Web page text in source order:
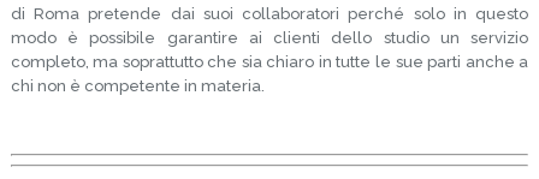
di Roma pretende dai suoi collaboratori perché solo in questo
modo è possibile garantire ai clienti dello studio un servizio
completo, ma soprattutto che sia chiaro in tutte le sue parti anche a
chi non è competente in materia.